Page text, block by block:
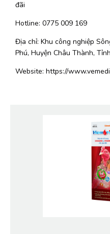
đãi
Hotline: 0775 009 169
Địa chỉ: Khu công nghiệp
Phú, Huyện Châu Thành,
Website: https://